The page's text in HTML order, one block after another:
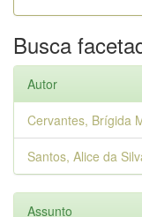
Busca
Autor
Cervantes, Brígida
Santos, Alice da
Assunto